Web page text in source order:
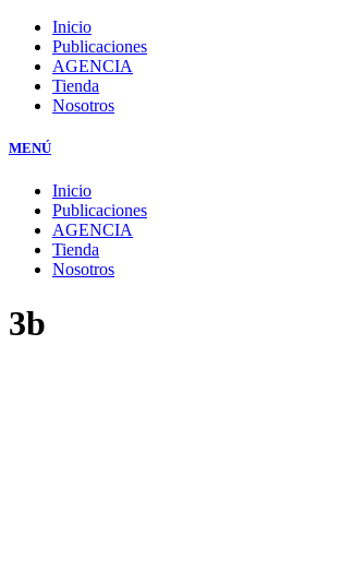
Inicio
Publicaciones
AGENCIA
Tienda
Nosotros
MENÚ
Inicio
Publicaciones
AGENCIA
Tienda
Nosotros
3b